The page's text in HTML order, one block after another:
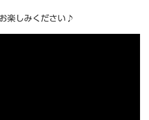
楽しみください♪